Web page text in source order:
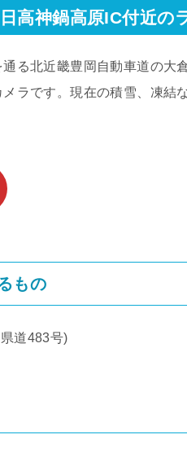
高神鍋高原IC付近の
る北近畿豊岡自動車道の大
ラです。現在の積雪、凍結
もの
道483号)